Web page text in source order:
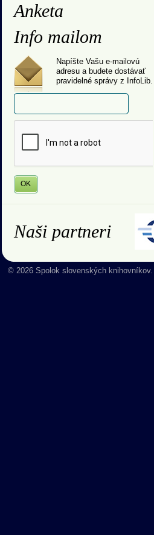
Anketa
Info mailom
Napíšte Vašu e-mailovú
adresu a budete dostávať
pravidelné správy z InfoLib.
Naši partneri
© 2026 Spolok slovenských knihovníkov.